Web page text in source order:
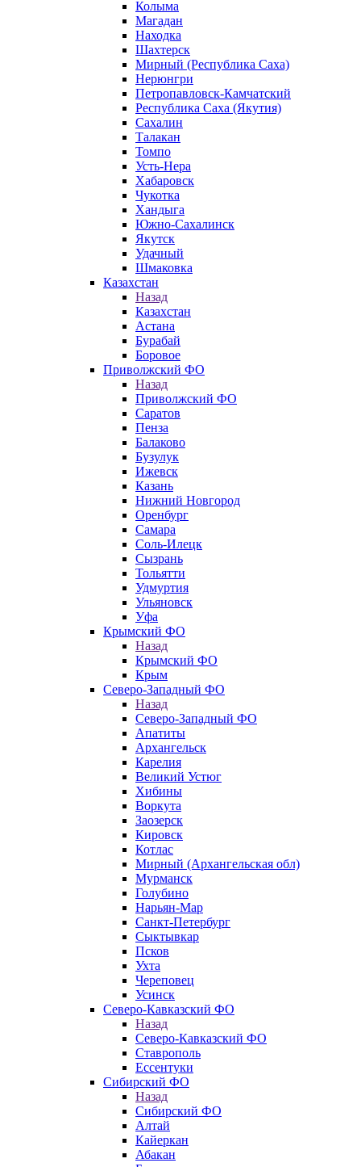
Колыма
Магадан
Находка
Шахтерск
Мирный (Республика Саха)
Нерюнгри
Петропавловск-Камчатский
Республика Саха (Якутия)
Сахалин
Талакан
Томпо
Усть-Нера
Хабаровск
Чукотка
Хандыга
Южно-Сахалинск
Якутск
Удачный
Шмаковка
Казахстан
Назад
Казахстан
Астана
Бурабай
Боровое
Приволжский ФО
Назад
Приволжский ФО
Саратов
Пенза
Балаково
Бузулук
Ижевск
Казань
Нижний Новгород
Оренбург
Самара
Соль-Илецк
Сызрань
Тольятти
Удмуртия
Ульяновск
Уфа
Крымский ФО
Назад
Крымский ФО
Крым
Северо-Западный ФО
Назад
Северо-Западный ФО
Апатиты
Архангельск
Карелия
Великий Устюг
Хибины
Воркута
Заозерск
Кировск
Котлас
Мирный (Архангельская обл)
Мурманск
Голубино
Нарьян-Мар
Санкт-Петербург
Сыктывкар
Псков
Ухта
Череповец
Усинск
Северо-Кавказский ФО
Назад
Северо-Кавказский ФО
Ставрополь
Ессентуки
Сибирский ФО
Назад
Сибирский ФО
Алтай
Кайеркан
Абакан